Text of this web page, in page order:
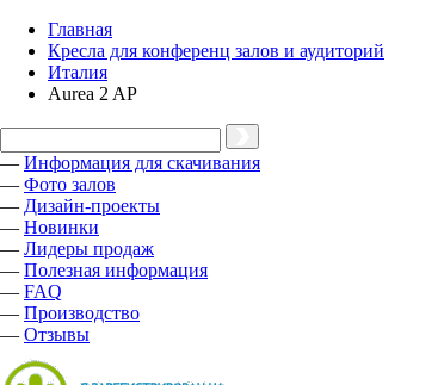
Главная
Кресла для конференц залов и аудиторий
Италия
Aurea 2 AP
— Информация для скачивания
— Фото залов
— Дизайн-проекты
— Новинки
— Лидеры продаж
— Полезная информация
— FAQ
— Производство
— Отзывы